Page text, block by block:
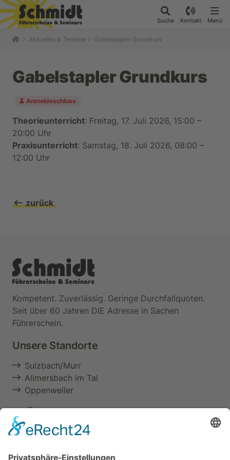
Suche Kontakt Menü
Aktuelles & Termine Gabelstapler Grundkurs
Gabelstapler Grundkurs
Anmeldeschluss
Theorieunterricht: Freitag, 17. Juli 2026, 15:00 –
20:00 Uhr
Praxisunterricht: Samstag, 18. Juli 2026, 08:00 –
12:00 Uhr
zurück
Kompetent. Zuverlässig. Geringe Durchfallquoten.
Seit über 60 Jahren DIE Adresse in Sachen
Führerschein.
Unsere Standorte
Sulzbach/Murr
Allmersbach im Tal
Oppenweiler
Aktuelles & Termine
Führerschein